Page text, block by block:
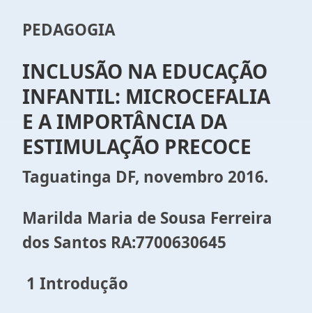
PEDAGOGIA
INCLUSÃO NA EDUCAÇÃO
INFANTIL: MICROCEFALIA
E A IMPORTÂNCIA DA
ESTIMULAÇÃO PRECOCE
Taguatinga DF, novembro 2016.
Marilda Maria de Sousa Ferreira
dos Santos RA:7700630645
1 Introdução